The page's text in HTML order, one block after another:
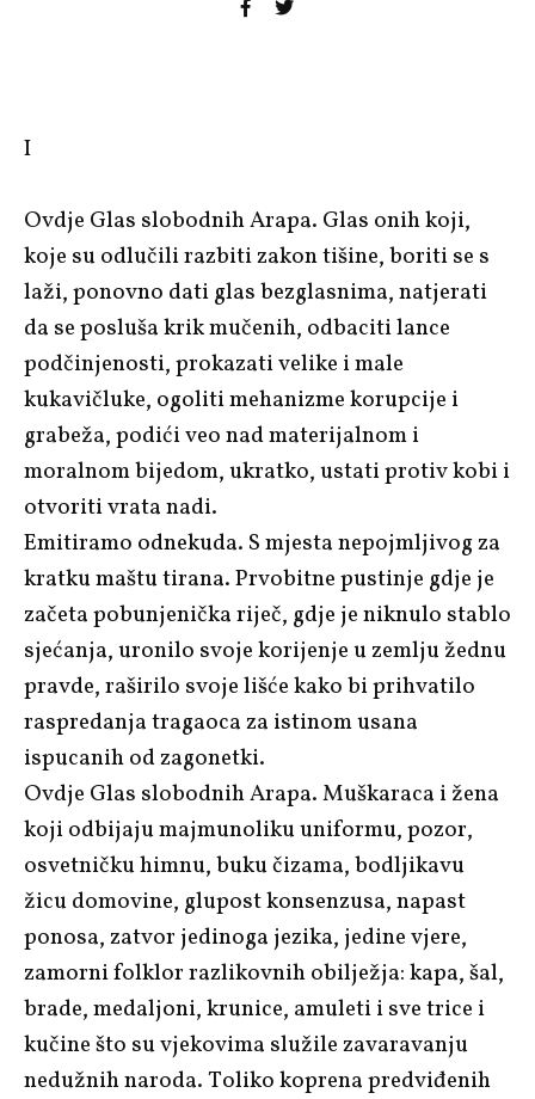
I
Ovdje Glas slobodnih Arapa. Glas onih koji,
koje su odlučili razbiti zakon tišine, boriti se s
laži, ponovno dati glas bezglasnima, natjerati
da se posluša krik mučenih, odbaciti lance
podčinjenosti, prokazati velike i male
kukavičluke, ogoliti mehanizme korupcije i
grabeža, podići veo nad materijalnom i
moralnom bijedom, ukratko, ustati protiv kobi i
otvoriti vrata nadi.
Emitiramo odnekuda. S mjesta nepojmljivog za
kratku maštu tirana. Prvobitne pustinje gdje je
začeta pobunjenička riječ, gdje je niknulo stablo
sjećanja, uronilo svoje korijenje u zemlju žednu
pravde, raširilo svoje lišće kako bi prihvatilo
raspredanja tragaoca za istinom usana
ispucanih od zagonetki.
Ovdje Glas slobodnih Arapa. Muškaraca i žena
koji odbijaju majmunoliku uniformu, pozor,
osvetničku himnu, buku čizama, bodljikavu
žicu domovine, glupost konsenzusa, napast
ponosa, zatvor jedinoga jezika, jedine vjere,
zamorni folklor razlikovnih obilježja: kapa, šal,
brade, medaljoni, krunice, amuleti i sve trice i
kučine što su vjekovima služile zavaravanju
nedužnih naroda. Toliko koprena predviđenih